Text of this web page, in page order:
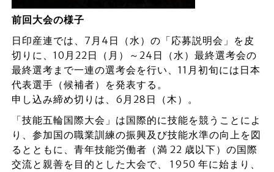
前回大会の様子
日印産連では、7月4日（水）の「応募説明会」を皮
切りに、10月22日（月）～24日（水）最終選考会の
最終選考まで一連の選考会を行い、11月初旬には日本
代表選手（候補者）を発表する。
申し込み締め切りは、6月28日（木）。
「技能五輪国際大会」は国際的に技能を競うことによ
り、参加国の職業訓練の振興及び技能水準の向上を図
るとともに、青年技能労働者（満 22 歳以下）の国際
交流と親善を目的とした大会で、 1950 年に始まり、